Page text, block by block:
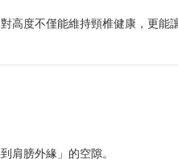
高度不僅能維持頸椎健康，更能
肩膀外緣」的空隙。